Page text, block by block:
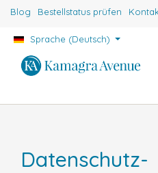
Blog Bestellstatus prüfen
Sprache (Deutsch)
Datenschutz-